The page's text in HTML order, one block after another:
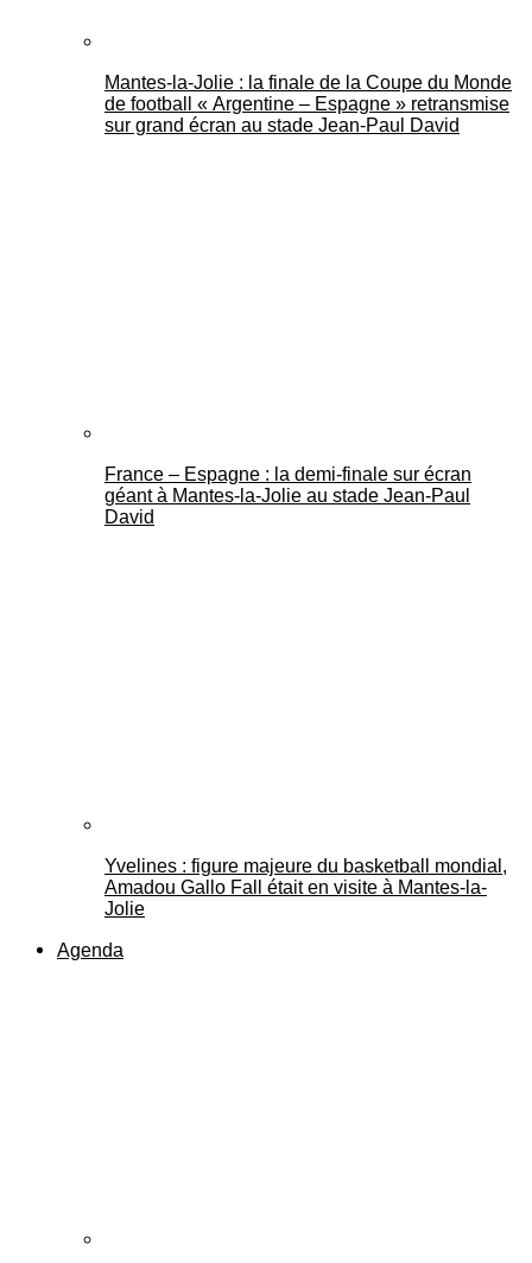
Mantes-la-Jolie : la finale de la Coupe du Monde
de football « Argentine – Espagne » retransmise
sur grand écran au stade Jean-Paul David
France – Espagne : la demi-finale sur écran
géant à Mantes-la-Jolie au stade Jean-Paul
David
Yvelines : figure majeure du basketball mondial,
Amadou Gallo Fall était en visite à Mantes-la-
Jolie
Agenda